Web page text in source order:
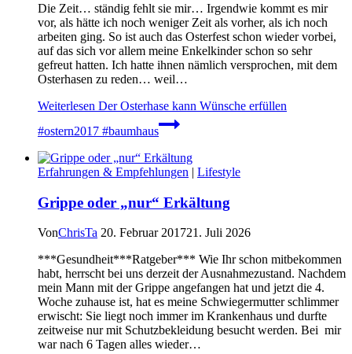
Die Zeit… ständig fehlt sie mir… Irgendwie kommt es mir
vor, als hätte ich noch weniger Zeit als vorher, als ich noch
arbeiten ging. So ist auch das Osterfest schon wieder vorbei,
auf das sich vor allem meine Enkelkinder schon so sehr
gefreut hatten. Ich hatte ihnen nämlich versprochen, mit dem
Osterhasen zu reden… weil…
Weiterlesen Der Osterhase kann Wünsche erfüllen
#ostern2017 #baumhaus
Erfahrungen & Empfehlungen | Lifestyle
Grippe oder „nur“ Erkältung
VonChrisTa 20. Februar 201721. Juli 2026
***Gesundheit***Ratgeber*** Wie Ihr schon mitbekommen
habt, herrscht bei uns derzeit der Ausnahmezustand. Nachdem
mein Mann mit der Grippe angefangen hat und jetzt die 4.
Woche zuhause ist, hat es meine Schwiegermutter schlimmer
erwischt: Sie liegt noch immer im Krankenhaus und durfte
zeitweise nur mit Schutzbekleidung besucht werden. Bei mir
war nach 6 Tagen alles wieder…